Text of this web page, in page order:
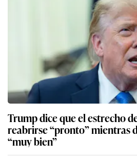
Trump dice que el estrecho
reabrirse “pronto” mientras
“muy bien”